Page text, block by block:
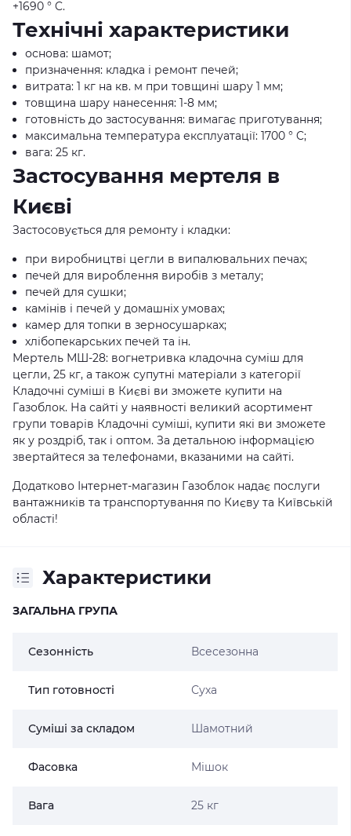
+1690 ° C.
Технічні характеристики
основа: шамот;
призначення: кладка і ремонт печей;
витрата: 1 кг на кв. м при товщині шару 1 мм;
товщина шару нанесення: 1-8 мм;
готовність до застосування: вимагає приготування;
максимальна температура експлуатації: 1700 ° C;
вага: 25 кг.
Застосування мертеля в
Києві
Застосовується для ремонту і кладки:
при виробництві цегли в випалювальних печах;
печей для вироблення виробів з металу;
печей для сушки;
камінів і печей у домашніх умовах;
камер для топки в зерносушарках;
хлібопекарських печей та ін.
Мертель МШ-28: вогнетривка кладочна суміш для
цегли, 25 кг, а також супутні матеріали з категорії
Кладочні суміші в Києві ви зможете купити на
Газоблок. На сайті у наявності великий асортимент
групи товарів Кладочні суміші, купити які ви зможете
як у роздріб, так і оптом. За детальною інформацією
звертайтеся за телефонами, вказаними на сайті.
Додатково Інтернет-магазин Газоблок надає послуги
вантажників та транспортування по Києву та Київській
області!
Характеристики
ЗАГАЛЬНА ГРУПА
Сезонність Всесезонна
Тип готовності Суха
Суміші за складом Шамотний
Фасовка Мішок
Вага 25 кг